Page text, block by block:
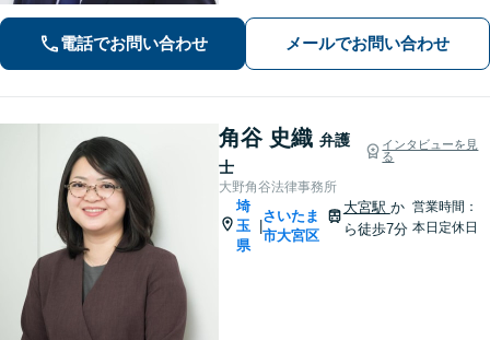
電話でお問い合わせ メールでお問い合わせ
角谷 史織 弁護
士
インタビューを見
る
大野角谷法律事務所
埼
玉
県
|
さいたま
市大宮区
大宮駅 か
ら徒歩7分
営業時間：
本日定休日